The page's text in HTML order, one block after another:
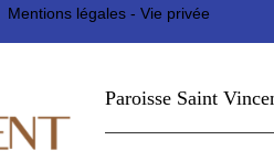
Mentions légales - Vie privée
Paroisse Saint